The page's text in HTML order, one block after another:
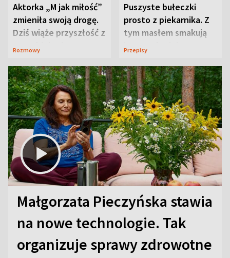
Aktorka „M jak miłość”
zmieniła swoją drogę.
Dziś wiąże przyszłość z
neurobiologią
Rozmowy
Puszyste bułeczki
prosto z piekarnika. Z
tym masłem smakują
jeszcze lepiej
Przepisy
Małgorzata Pieczyńska stawia
na nowe technologie. Tak
organizuje sprawy zdrowotne